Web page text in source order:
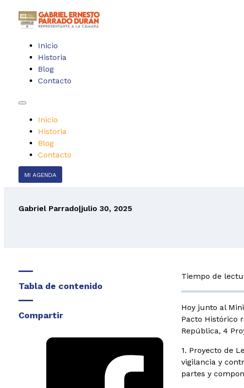
Inicio
Historia
Blog
Contacto
Inicio
Historia
Blog
Contacto
MI AGENDA
Gabriel Parrado|julio 30, 2025
Tabla de contenido
Compartir
Tiempo de
Hoy junto al
Pacto Histórico
República, 4
1. Proyecto de
vigilancia y
partes y